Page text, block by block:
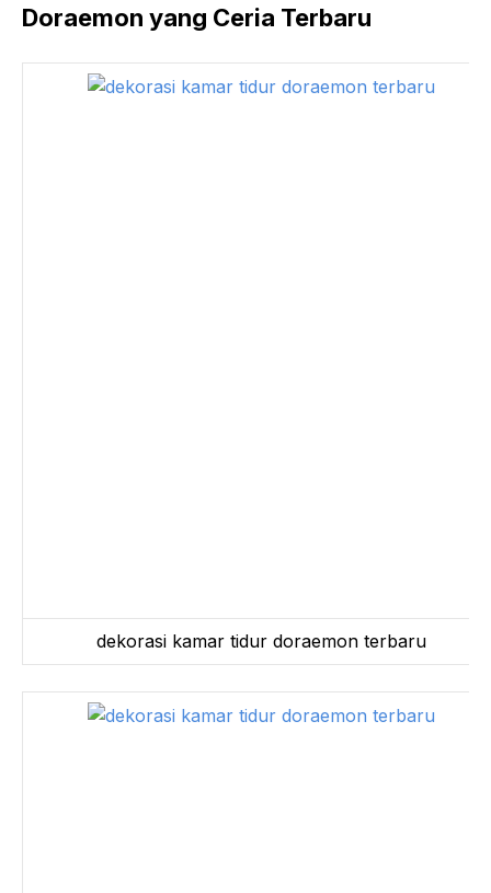
Doraemon yang Ceria Terbaru
dekorasi kamar tidur doraemon terbaru